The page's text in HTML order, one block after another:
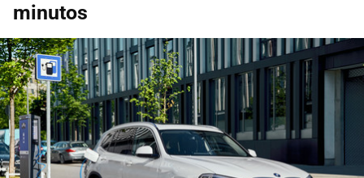
minutos